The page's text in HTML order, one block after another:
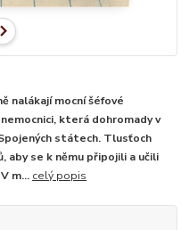
nalákají mocní šéfové
která dohromady v
státech. Tlusťoch
se k němu připojili a učili
m... celý popis